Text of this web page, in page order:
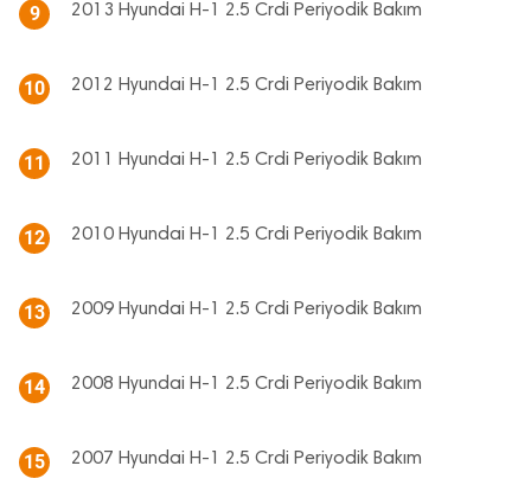
9 2013 Hyundai H-1 2.5 Crdi Periyodik Bakım
10 2012 Hyundai H-1 2.5 Crdi Periyodik Bakım
11 2011 Hyundai H-1 2.5 Crdi Periyodik Bakım
12 2010 Hyundai H-1 2.5 Crdi Periyodik Bakım
13 2009 Hyundai H-1 2.5 Crdi Periyodik Bakım
14 2008 Hyundai H-1 2.5 Crdi Periyodik Bakım
15 2007 Hyundai H-1 2.5 Crdi Periyodik Bakım